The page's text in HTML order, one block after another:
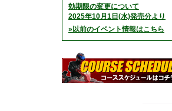
効期限の変更について
2025年10月1日(水)発売分より
»以前のイベント情報はこちら